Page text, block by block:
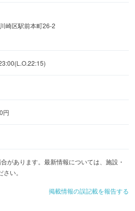
崎区駅前本町26-2
円
があります。最新情報については、施設・
い。
掲載情報の誤記載を報告する